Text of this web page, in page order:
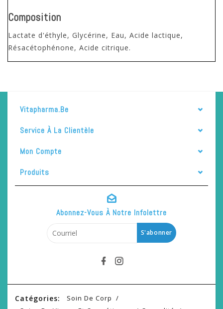
Composition
Lactate d'éthyle, Glycérine, Eau, Acide lactique,
Résacétophénone, Acide citrique.
Vitapharma.be
Service À La Clientèle
Mon Compte
Produits
Abonnez-Vous À Notre Infolettre
S'abonner
Catégories:
Soin De Corp